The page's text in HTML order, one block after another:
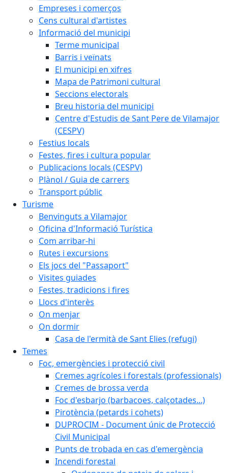
Empreses i comerços
Cens cultural d'artistes
Informació del municipi
Terme municipal
Barris i veïnats
El municipi en xifres
Mapa de Patrimoni cultural
Seccions electorals
Breu historia del municipi
Centre d'Estudis de Sant Pere de Vilamajor
(CESPV)
Festius locals
Festes, fires i cultura popular
Publicacions locals (CESPV)
Plànol / Guia de carrers
Transport públic
Turisme
Benvinguts a Vilamajor
Oficina d'Informació Turística
Com arribar-hi
Rutes i excursions
Els jocs del "Passaport"
Visites guiades
Festes, tradicions i fires
Llocs d'interès
On menjar
On dormir
Casa de l'ermità de Sant Elies (refugi)
Temes
Foc, emergències i protecció civil
Cremes agrícoles i forestals (professionals)
Cremes de brossa verda
Foc d'esbarjo (barbacoes, calçotades...)
Pirotència (petards i cohets)
DUPROCIM - Document únic de Protecció
Civil Municipal
Punts de trobada en cas d'emergència
Incendi forestal